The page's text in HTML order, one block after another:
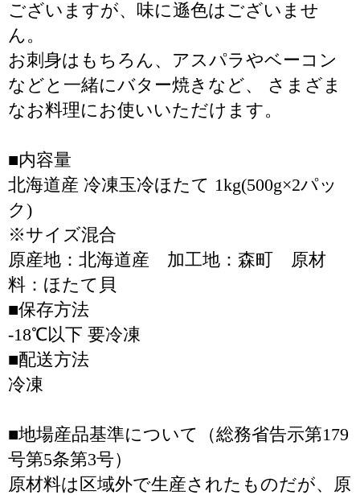
ございますが、味に遜色はございませ
ん。
お刺身はもちろん、アスパラやベーコン
などと一緒にバター焼きなど、 さまざま
なお料理にお使いいただけます。
■内容量
北海道産 冷凍玉冷ほたて 1kg(500g×2パッ
ク)
※サイズ混合
原産地：北海道産 加工地：森町 原材
料：ほたて貝
■保存方法
-18℃以下 要冷凍
■配送方法
冷凍
■地場産品基準について（総務省告示第179
号第5条第3号）
原材料は区域外で生産されたものだが、原